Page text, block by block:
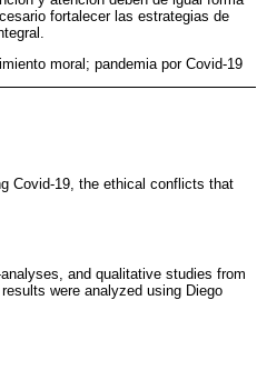
fortalecer las estrategias de
moral; pandemia por Covid-19
Covid-19, the ethical conflicts that
and qualitative studies from
were analyzed using Diego